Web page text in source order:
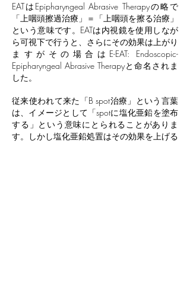
EATはEpipharyngeal Abrasive Therapyの略で
「上咽頭擦過治療」＝「上咽頭を擦る治療」
という意味です。EATは内視鏡を使用しなが
ら可視下で行うと、さらにその効果は上がり
ますがその場合はE-EAT: Endoscopic-
Epipharyngeal Abrasive Therapyと命名されま
した。
従来使われて来た「B spot治療」という言葉
は、イメージとして「spotに塩化亜鉛を塗布
する」という意味にとられることがありま
す。
しかし塩化亜鉛処置はその効果を上げる